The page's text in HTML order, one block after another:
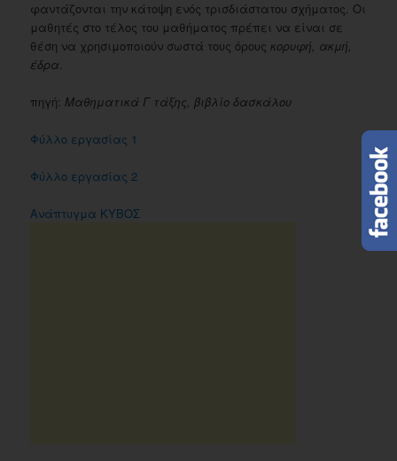
φαντάζονται την κάτοψη ενός τρισδιάστατου σχήματος. Οι
μαθητές στο τέλος του μαθήματος πρέπει να είναι σε
θέση να χρησιμοποιούν σωστά τους όρουςκορυφή, ακμή,
έδρα.
πηγή:Μαθηματικά Γ τάξης, βιβλίο δασκάλου
Φύλλο εργασίας 1
Φύλλο εργασίας 2
Ανάπτυγμα ΚΥΒΟΣ